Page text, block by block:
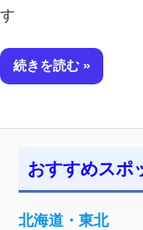
す
続きを読む
おすすめスポ
北海道・東北